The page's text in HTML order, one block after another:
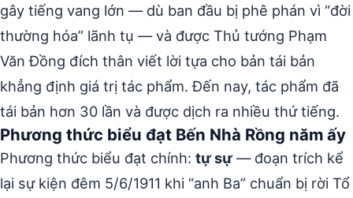
gây tiếng vang lớn — dù ban đầu bị phê phán vì “đời
thường hóa” lãnh tụ — và được Thủ tướng Phạm
Văn Đồng đích thân viết lời tựa cho bản tái bản
khẳng định giá trị tác phẩm. Đến nay, tác phẩm đã
tái bản hơn 30 lần và được dịch ra nhiều thứ tiếng.
Phương thức biểu đạt Bến Nhà Rồng năm ấy
Phương thức biểu đạt chính: tự sự — đoạn trích kể
lại sự kiện đêm 5/6/1911 khi “anh Ba” chuẩn bị rời Tổ